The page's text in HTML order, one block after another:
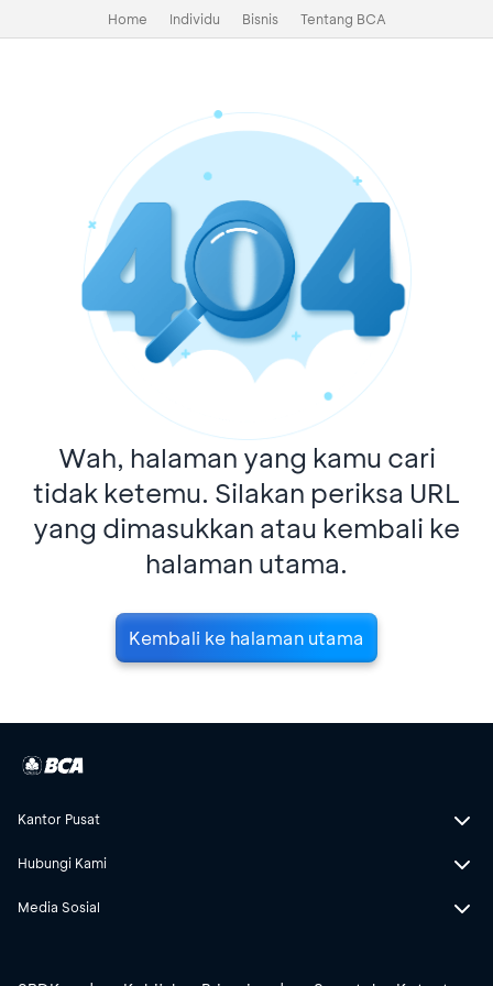
Home Individu Bisnis Tentang BCA
Wah, halaman yang kamu cari
tidak ketemu. Silakan periksa URL
yang dimasukkan atau kembali ke
halaman utama.
Kembali ke halaman utama
Kantor Pusat
Hubungi Kami
Media Sosial